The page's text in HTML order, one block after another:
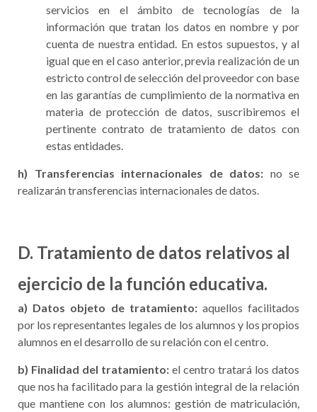
servicios en el ámbito de tecnologías de la
información que tratan los datos en nombre y por
cuenta de nuestra entidad. En estos supuestos, y al
igual que en el caso anterior, previa realización de un
estricto control de selección del proveedor con base
en las garantías de cumplimiento de la normativa en
materia de protección de datos, suscribiremos el
pertinente contrato de tratamiento de datos con
estas entidades.
h) Transferencias internacionales de datos: no se
realizarán transferencias internacionales de datos.
D. Tratamiento de datos relativos al
ejercicio de la función educativa.
a) Datos objeto de tratamiento:aquellos facilitados
por los representantes legales de los alumnos y los propios
alumnos en el desarrollo de su relación con el centro.
b) Finalidad del tratamiento: el centro tratará los datos
que nos ha facilitado para la gestión integral de la relación
que mantiene con los alumnos: gestión de matriculación,